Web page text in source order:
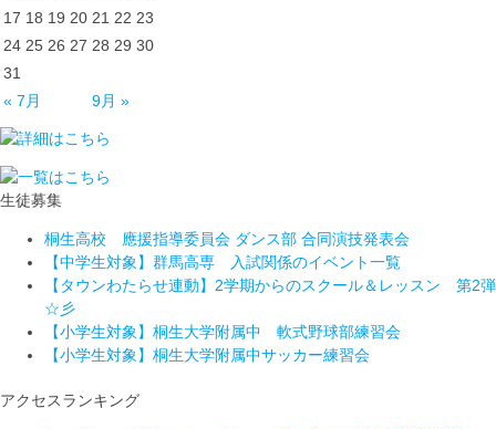
17 18 19 20 21 22 23
24 25 26 27 28 29 30
31
« 7月
9月 »
生徒募集
桐生高校 應援指導委員会 ダンス部 合同演技発表会
【中学生対象】群馬高専 入試関係のイベント一覧
【タウンわたらせ連動】2学期からのスクール＆レッスン 第2弾
☆彡
【小学生対象】桐生大学附属中 軟式野球部練習会
【小学生対象】桐生大学附属中サッカー練習会
アクセスランキング